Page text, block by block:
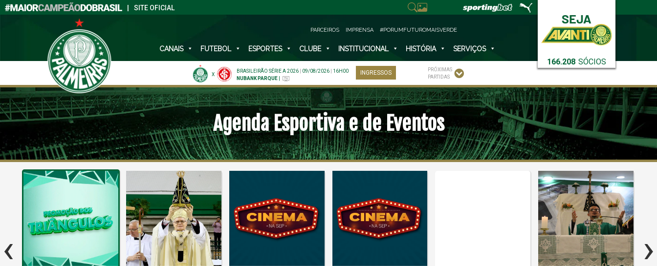
SITE OFICIAL
166.208 SÓCIOS
PARCEIROS IMPRENSA #PORUMFUTUROMAISVERDE
CANAIS FUTEBOL ESPORTES CLUBE INSTITUCIONAL HISTÓRIA SERVIÇOS
X
BRASILEIRÃO SÉRIE A 2026 09/08/2026
16H00
NUBANK PARQUE
INGRESSOS
PRÓXIMAS
PARTIDAS
Agenda Esportiva e de Eventos
‹ ›